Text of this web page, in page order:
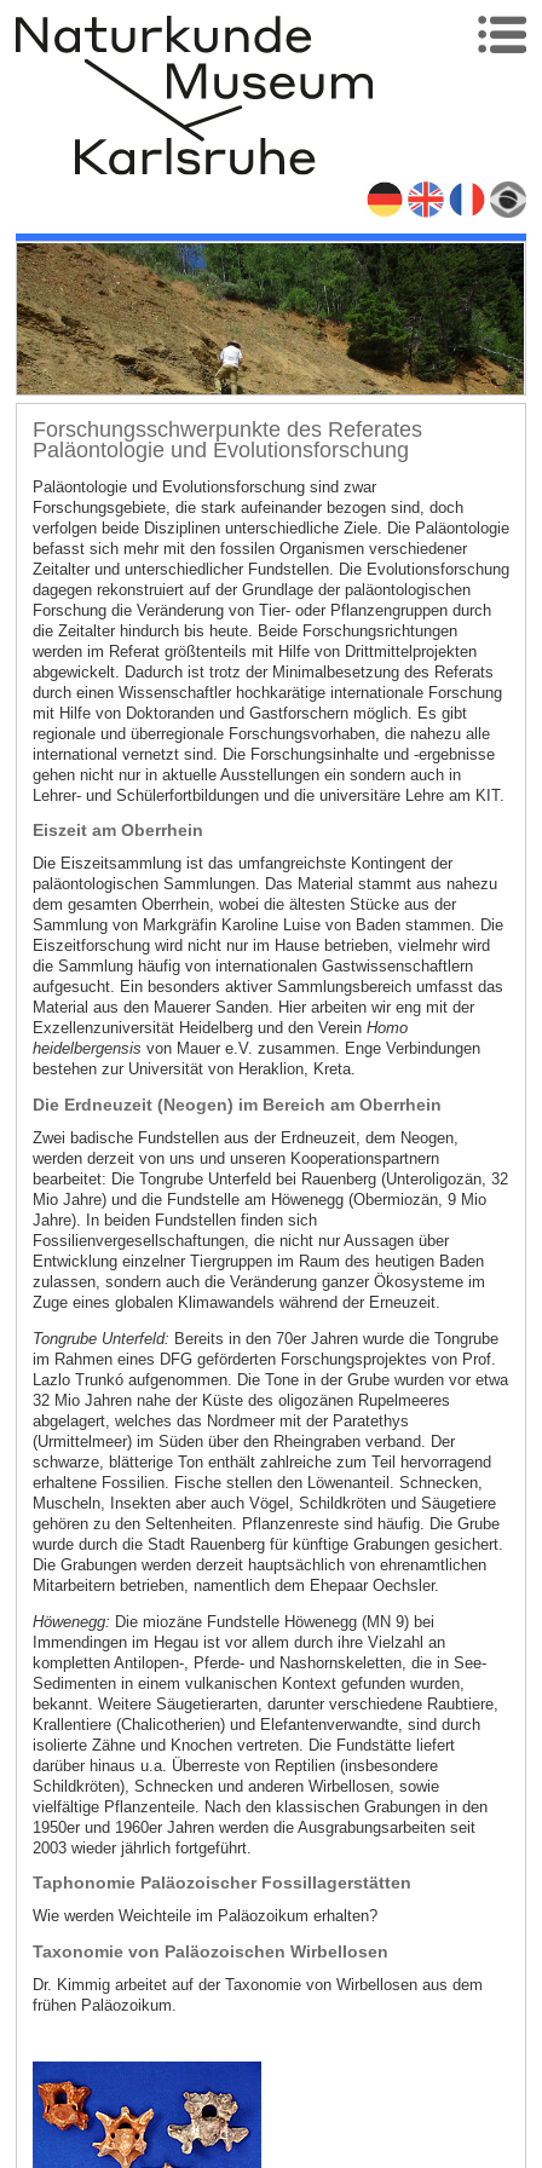
Forschungsschwerpunkte des Referates
Paläontologie und Evolutionsforschung
Paläontologie und Evolutionsforschung sind zwar
Forschungsgebiete, die stark aufeinander bezogen sind, doch
verfolgen beide Disziplinen unterschiedliche Ziele. Die Paläontologie
befasst sich mehr mit den fossilen Organismen verschiedener
Zeitalter und unterschiedlicher Fundstellen. Die Evolutionsforschung
dagegen rekonstruiert auf der Grundlage der paläontologischen
Forschung die Veränderung von Tier- oder Pflanzengruppen durch
die Zeitalter hindurch bis heute. Beide Forschungsrichtungen
werden im Referat größtenteils mit Hilfe von Drittmittelprojekten
abgewickelt. Dadurch ist trotz der Minimalbesetzung des Referats
durch einen Wissenschaftler hochkarätige internationale Forschung
mit Hilfe von Doktoranden und Gastforschern möglich. Es gibt
regionale und überregionale Forschungsvorhaben, die nahezu alle
international vernetzt sind. Die Forschungsinhalte und -ergebnisse
gehen nicht nur in aktuelle Ausstellungen ein sondern auch in
Lehrer- und Schülerfortbildungen und die universitäre Lehre am KIT.
Eiszeit am Oberrhein
Die Eiszeitsammlung ist das umfangreichste Kontingent der
paläontologischen Sammlungen. Das Material stammt aus nahezu
dem gesamten Oberrhein, wobei die ältesten Stücke aus der
Sammlung von Markgräfin Karoline Luise von Baden stammen. Die
Eiszeitforschung wird nicht nur im Hause betrieben, vielmehr wird
die Sammlung häufig von internationalen Gastwissenschaftlern
aufgesucht. Ein besonders aktiver Sammlungsbereich umfasst das
Material aus den Mauerer Sanden. Hier arbeiten wir eng mit der
Exzellenzuniversität Heidelberg und den Verein Homo
heidelbergensis von Mauer e.V. zusammen. Enge Verbindungen
bestehen zur Universität von Heraklion, Kreta.
Die Erdneuzeit (Neogen) im Bereich am Oberrhein
Zwei badische Fundstellen aus der Erdneuzeit, dem Neogen,
werden derzeit von uns und unseren Kooperationspartnern
bearbeitet: Die Tongrube Unterfeld bei Rauenberg (Unteroligozän, 32
Mio Jahre) und die Fundstelle am Höwenegg (Obermiozän, 9 Mio
Jahre). In beiden Fundstellen finden sich
Fossilienvergesellschaftungen, die nicht nur Aussagen über
Entwicklung einzelner Tiergruppen im Raum des heutigen Baden
zulassen, sondern auch die Veränderung ganzer Ökosysteme im
Zuge eines globalen Klimawandels während der Erneuzeit.
Tongrube Unterfeld: Bereits in den 70er Jahren wurde die Tongrube
im Rahmen eines DFG geförderten Forschungsprojektes von Prof.
Lazlo Trunkó aufgenommen. Die Tone in der Grube wurden vor etwa
32 Mio Jahren nahe der Küste des oligozänen Rupelmeeres
abgelagert, welches das Nordmeer mit der Paratethys
(Urmittelmeer) im Süden über den Rheingraben verband. Der
schwarze, blätterige Ton enthält zahlreiche zum Teil hervorragend
erhaltene Fossilien. Fische stellen den Löwenanteil. Schnecken,
Muscheln, Insekten aber auch Vögel, Schildkröten und Säugetiere
gehören zu den Seltenheiten. Pflanzenreste sind häufig. Die Grube
wurde durch die Stadt Rauenberg für künftige Grabungen gesichert.
Die Grabungen werden derzeit hauptsächlich von ehrenamtlichen
Mitarbeitern betrieben, namentlich dem Ehepaar Oechsler.
Höwenegg: Die miozäne Fundstelle Höwenegg (MN 9) bei
Immendingen im Hegau ist vor allem durch ihre Vielzahl an
kompletten Antilopen-, Pferde- und Nashornskeletten, die in See-
Sedimenten in einem vulkanischen Kontext gefunden wurden,
bekannt. Weitere Säugetierarten, darunter verschiedene Raubtiere,
Krallentiere (Chalicotherien) und Elefantenverwandte, sind durch
isolierte Zähne und Knochen vertreten. Die Fundstätte liefert
darüber hinaus u.a. Überreste von Reptilien (insbesondere
Schildkröten), Schnecken und anderen Wirbellosen, sowie
vielfältige Pflanzenteile. Nach den klassischen Grabungen in den
1950er und 1960er Jahren werden die Ausgrabungsarbeiten seit
2003 wieder jährlich fortgeführt.
Taphonomie Paläozoischer Fossillagerstätten
Wie werden Weichteile im Paläozoikum erhalten?
Taxonomie von Paläozoischen Wirbellosen
Dr. Kimmig arbeitet auf der Taxonomie von Wirbellosen aus dem
frühen Paläozoikum.